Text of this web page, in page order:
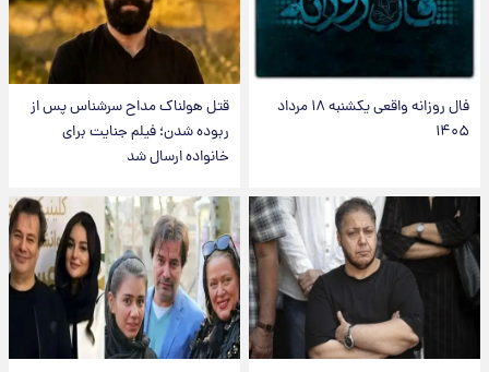
فال روزانه واقعی یکشنبه ۱۸ مرداد
۱۴۰۵
قتل هولناک مداح سرشناس پس از
ربوده شدن؛ فیلم جنایت برای
خانواده ارسال شد